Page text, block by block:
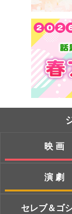
映画
演劇
セレブ＆ゴ